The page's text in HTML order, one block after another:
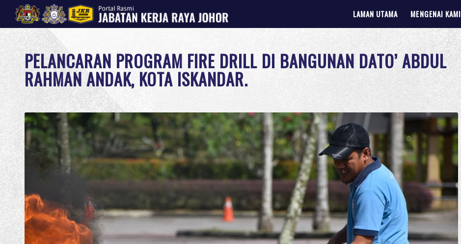
LAMAN UTAMA MENGENAI KAMI
PELANCARAN PROGRAM FIRE DRILL DI BANGUNAN DATO’ ABDUL
RAHMAN ANDAK, KOTA ISKANDAR.